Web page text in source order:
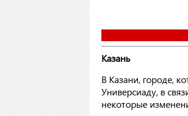
Казань
В Казани, городе,
Универсиаду, в
некоторые